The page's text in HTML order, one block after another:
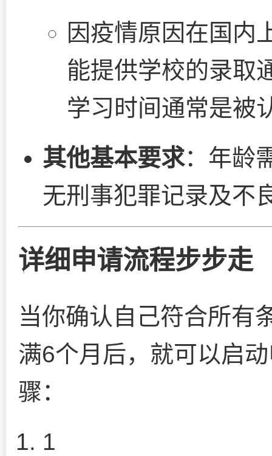
因疫情原因在国内
能提供学校的录取
学习时间通常是被
其他基本要求：年龄
无刑事犯罪记录及不
详细申请流程步步走
当你确认自己符合所有
满6个月后，就可以启
骤：
1